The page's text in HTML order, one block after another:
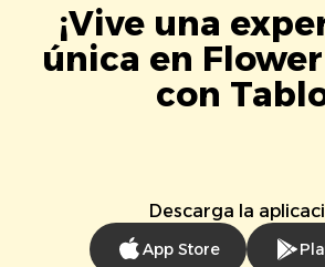
¡Vive una
única en
con
Descarga la
App Store